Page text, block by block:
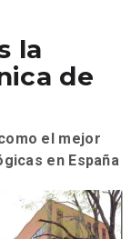
la
de
el mejor
en España